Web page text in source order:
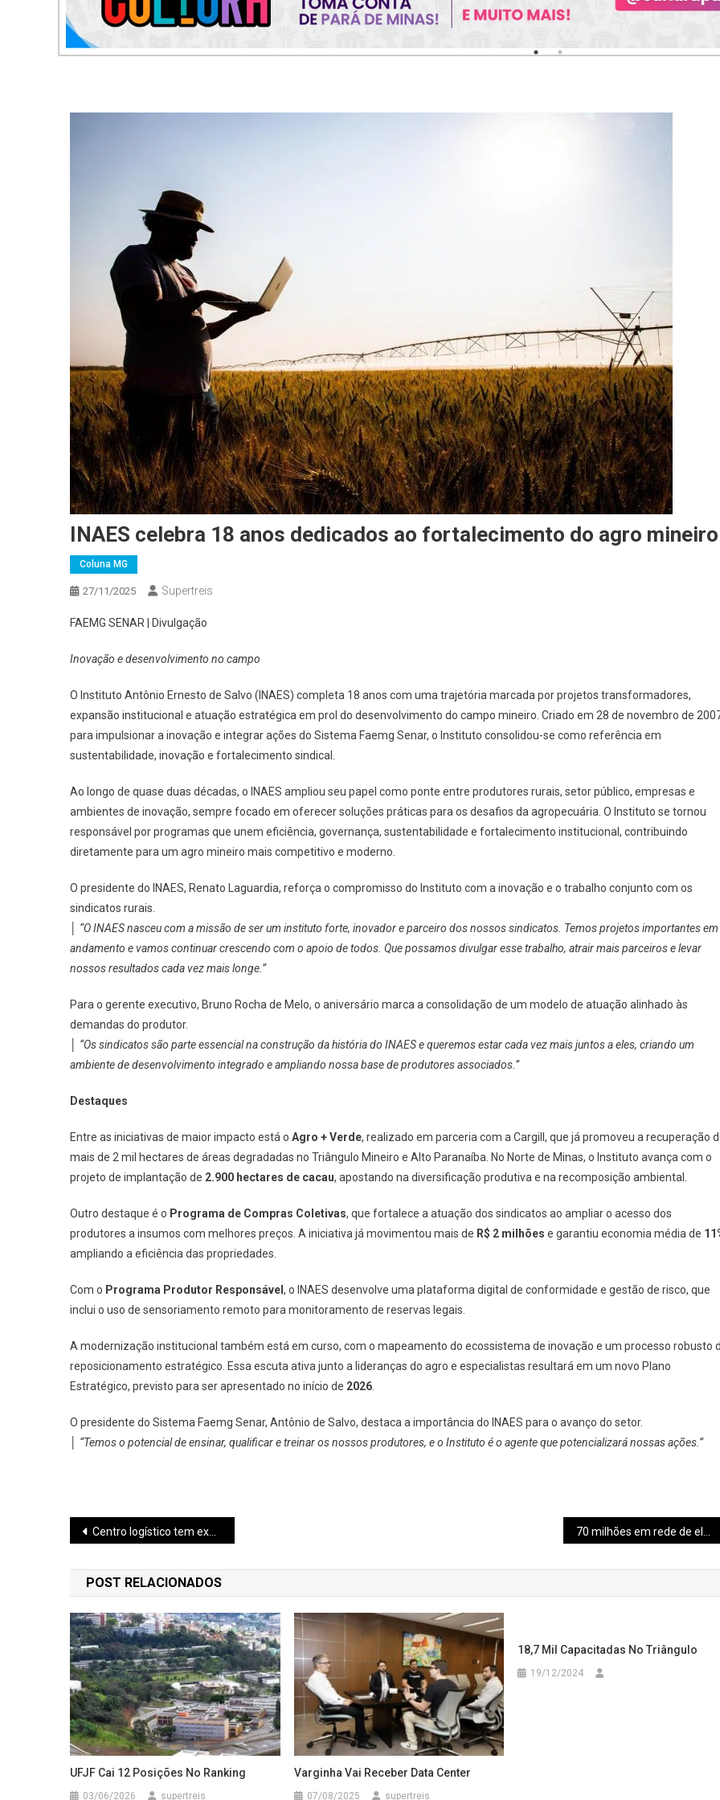
INAES celebra 18 anos dedicados ao fortalecimento do agro mineiro
Coluna MG
27/11/2025 Supertreis
FAEMG SENAR | Divulgação
Inovação e desenvolvimento no campo
O Instituto Antônio Ernesto de Salvo (INAES) completa 18 anos com uma trajetória marcada por projetos transformadores,
expansão institucional e atuação estratégica em prol do desenvolvimento do campo mineiro. Criado em 28 de novembro de
para impulsionar a inovação e integrar ações do Sistema Faemg Senar, o Instituto consolidou-se como referência em
sustentabilidade, inovação e fortalecimento sindical.
Ao longo de quase duas décadas, o INAES ampliou seu papel como ponte entre produtores rurais, setor público, empresas e
ambientes de inovação, sempre focado em oferecer soluções práticas para os desafios da agropecuária. O Instituto se tornou
responsável por programas que unem eficiência, governança, sustentabilidade e fortalecimento institucional, contribuindo
diretamente para um agro mineiro mais competitivo e moderno.
O presidente do INAES, Renato Laguardia, reforça o compromisso do Instituto com a inovação e o trabalho conjunto com os
sindicatos rurais.
“O INAES nasceu com a missão de ser um instituto forte, inovador e parceiro dos nossos sindicatos. Temos projetos importantes em
andamento e vamos continuar crescendo com o apoio de todos. Que possamos divulgar esse trabalho, atrair mais parceiros e levar
nossos resultados cada vez mais longe.”
Para o gerente executivo, Bruno Rocha de Melo, o aniversário marca a consolidação de um modelo de atuação alinhado às
demandas do produtor.
“Os sindicatos são parte essencial na construção da história do INAES e queremos estar cada vez mais juntos a eles, criando um
ambiente de desenvolvimento integrado e ampliando nossa base de produtores associados.”
Destaques
Entre as iniciativas de maior impacto está o Agro + Verde, realizado em parceria com a Cargill, que já promoveu a recuperação
mais de 2 mil hectares de áreas degradadas no Triângulo Mineiro e Alto Paranaíba. No Norte de Minas, o Instituto avança com o
projeto de implantação de 2.900 hectares de cacau, apostando na diversificação produtiva e na recomposição ambiental.
Outro destaque é o Programa de Compras Coletivas, que fortalece a atuação dos sindicatos ao ampliar o acesso dos
produtores a insumos com melhores preços. A iniciativa já movimentou mais de R$ 2 milhões e garantiu economia média de
ampliando a eficiência das propriedades.
Com o Programa Produtor Responsável , o INAES desenvolve uma plataforma digital de conformidade e gestão de risco, que
inclui o uso de sensoriamento remoto para monitoramento de reservas legais.
A modernização institucional também está em curso, com o mapeamento do ecossistema de inovação e um processo robusto
reposicionamento estratégico. Essa escuta ativa junto a lideranças do agro e especialistas resultará em um novo Plano
Estratégico, previsto para ser apresentado no início de 2026.
O presidente do Sistema Faemg Senar, Antônio de Salvo, destaca a importância do INAES para o avanço do setor.
“Temos o potencial de ensinar, qualificar e treinar os nossos produtores, e o Instituto é o agente que potencializará nossas ações.”
Navegação
de
Post
Centro logístico tem expansão em Pouso Alegre 70 milhões em rede de eletropostos em Minas
POST RELACIONADOS
UFJF Cai 12 Posições No Ranking
03/06/2026 supertreis
Varginha Vai Receber Data Center
07/08/2025 supertreis
18,7 Mil Capacitadas No Triângulo
19/12/2024